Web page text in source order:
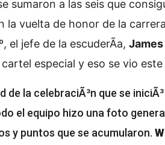
sumaron a las seis que
la vuelta de honor de la
el jefe de la escuderÃ­a,
especial y eso se vio
de la celebraciÃ³n que se
el equipo hizo una foto
y puntos que se acumularon.